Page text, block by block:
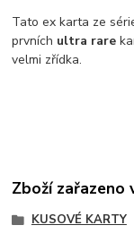
Tato ex karta ze
prvních ultra rare
velmi zřídka.
Zboží zařazeno
KUSOVÉ KARTY